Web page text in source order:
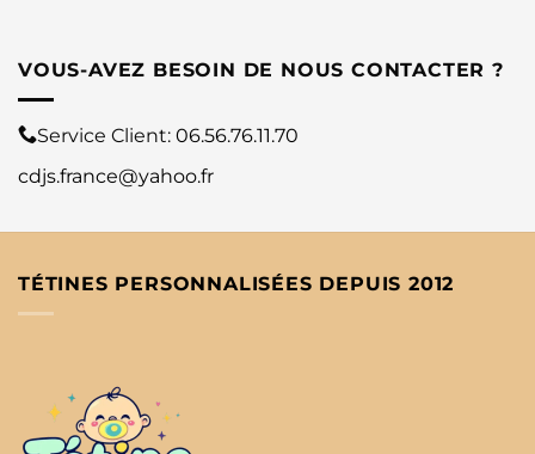
VOUS-AVEZ BESOIN DE NOUS CONTACTER ?
Service Client: 06.56.76.11.70
cdjs.france@yahoo.fr
TÉTINES PERSONNALISÉES DEPUIS 2012